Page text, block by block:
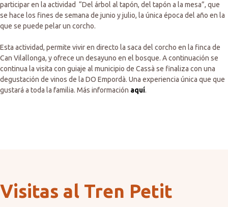
participar en la actividad “Del árbol al tapón, del tapón a la mesa”, que
se hace los fines de semana de junio y julio, la única época del año en la
que se puede pelar un corcho.
Esta actividad, permite vivir en directo la saca del corcho en la finca de
Can Vilallonga, y ofrece un desayuno en el bosque. A continuación se
continua la visita con guiaje al municipio de Cassà se finaliza con una
degustación de vinos de la DO Empordà. Una experiencia única que que
gustará a toda la familia. Más información aquí.
Visitas al Tren Petit